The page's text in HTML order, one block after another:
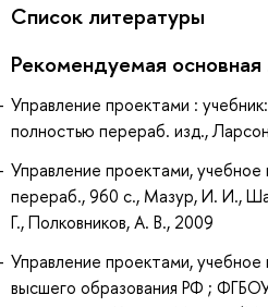
Список литературы
Рекомендуемая основная
Управление проектами :
полностью перераб. изд.,
Управление проектами,
перераб., 960 с., Мазур, И. И.,
Г., Полковников, А. В., 2009
Управление проектами,
высшего образования РФ ;